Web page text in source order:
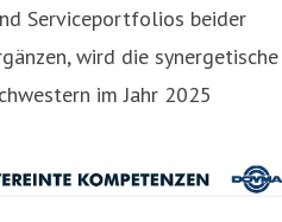
Serviceportfolios beider
wird die synergetische
im Jahr 2025